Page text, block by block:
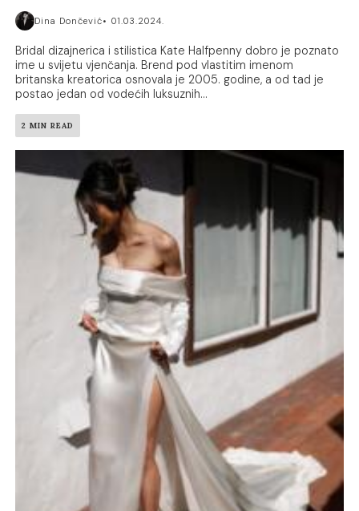
Dina Dončević 01.03.2024.
Bridal dizajnerica i stilistica Kate Halfpenny dobro je poznato
ime u svijetu vjenčanja. Brend pod vlastitim imenom
britanska kreatorica osnovala je 2005. godine, a od tad je
postao jedan od vodećih luksuznih...
2 MIN READ